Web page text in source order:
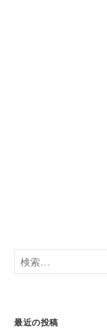
検
索:
最近の投稿